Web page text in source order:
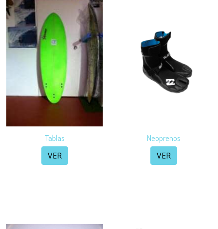
Tablas
VER
Neoprenos
VER